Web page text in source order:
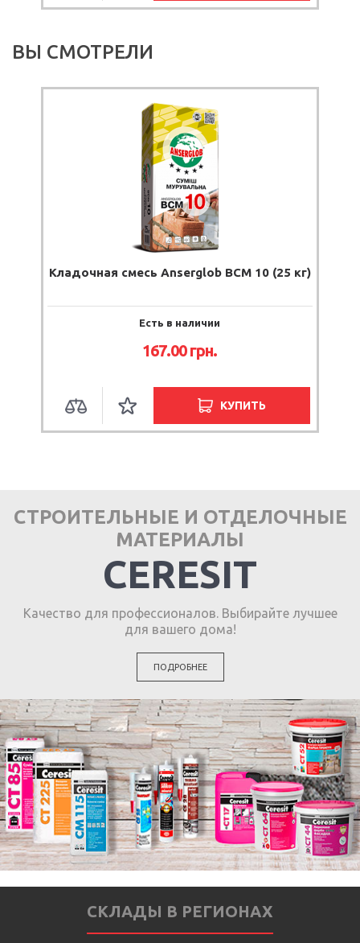
ВЫ СМОТРЕЛИ
Кладочная смесь Anserglob BCM 10 (25 кг)
Есть в наличии
167.00 грн.
КУПИТЬ
СТРОИТЕЛЬНЫЕ И ОТДЕЛОЧНЫЕ
МАТЕРИАЛЫ
CERESIT
Качество для профессионалов. Выбирайте лучшее
для вашего дома!
ПОДРОБНЕЕ
СКЛАДЫ В РЕГИОНАХ